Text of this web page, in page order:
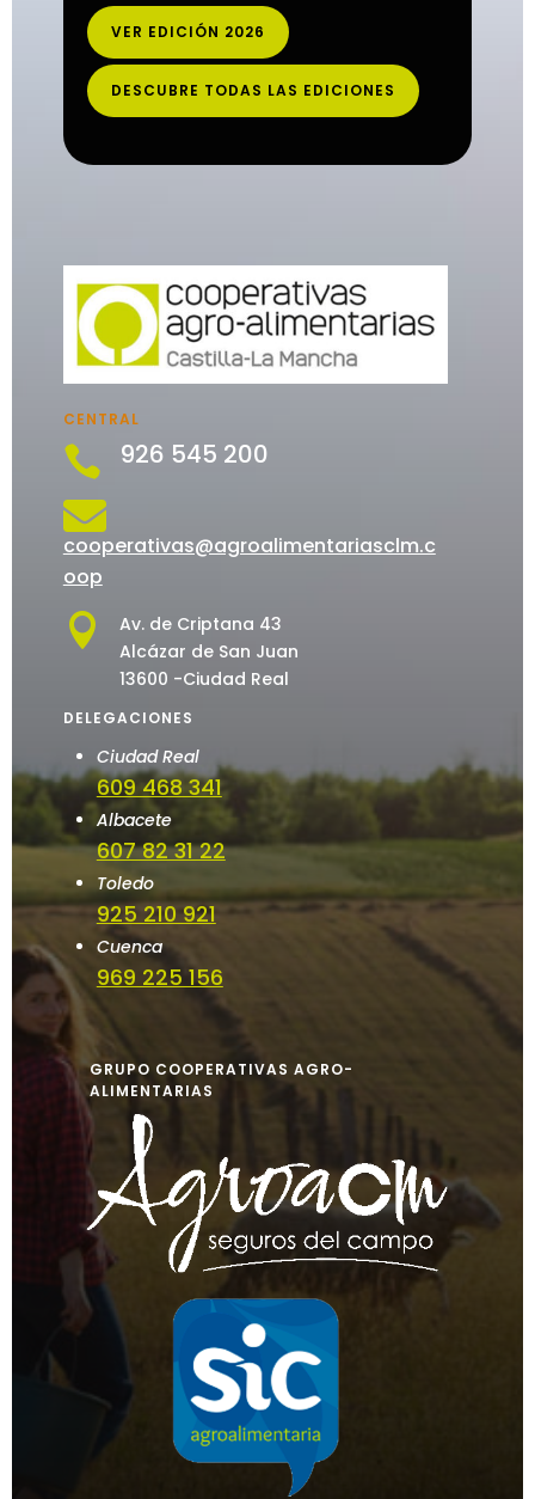
VER EDICIÓN 2026
DESCUBRE TODAS LAS EDICIONES
CENTRAL
 926 545 200

cooperativas@agroalimentariasclm.c
oop

Av. de Criptana 43
Alcázar de San Juan
13600 -Ciudad Real
DELEGACIONES
Ciudad Real
609 468 341
Albacete
607 82 31 22
Toledo
925 210 921
Cuenca
969 225 156
GRUPO COOPERATIVAS AGRO-
ALIMENTARIAS